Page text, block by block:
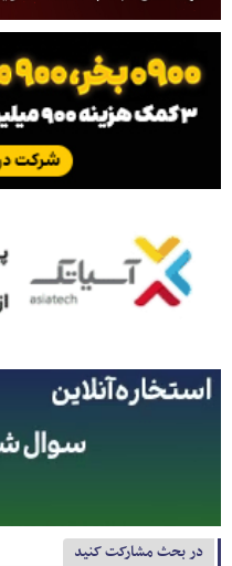
در بحث مشارکت کنید